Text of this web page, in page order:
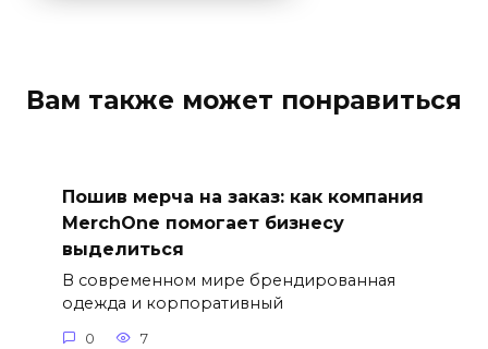
Вам также может понравиться
Пошив мерча на заказ: как компания
MerchOne помогает бизнесу
выделиться
В современном мире брендированная
одежда и корпоративный
0 7